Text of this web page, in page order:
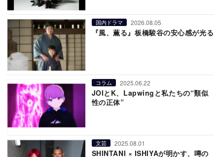
国内ドラマ 2026.08.05
『風、薫る』板橋駿谷の安心感が光る
コラム 2025.06.22
JOIとK、Lapwingと私たちの“類似
性の正体”
文芸 2025.08.01
SHINTANI × ISHIYAが明かす、噂の